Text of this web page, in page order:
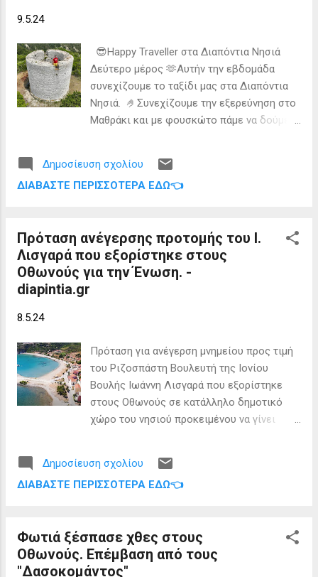
9.5.24
😎Happy Traveller στα Διαπόντια Νησιά
Δεύτερο μέρος 🫶Αυτήν την εβδομάδα
συνεχίζουμε το ταξίδι μας στα Διαπόντια
Νησιά. 🤌Συνεχίζουμε την εξερεύνηση στο
Μαθράκι και με φουσκώτο πάμε να δούμε
Νήσων. Μετά μπαίνουμε σε πλοίο και πάμε
στους Οθωνούς το δυτικότερο νησί της
φημισμένη σπηλιά της Καλυψούς, θα
εξερευνήσουμε το πάνω Χωριό, θα
ανέβουμε στο ψηλότερο σημείο του νησιού
#Greece Πηγή: Happy Traveller
Δημοσίευση σχολίου
ΔΙΑΒΆΣΤΕ ΠΕΡΙΣΣΌΤΕΡΑ ΕΔΏ👈
Πρόταση ανέγερσης προτομής του Ι.
Λισγαρά που εξορίστηκε στους
Οθωνούς για την Ένωση. -
diapintia.gr
8.5.24
Πρόταση για ανέγερση μνημείου προς τιμή
του Ριζοσπάστη Βουλευτή της Ιονίου
Βουλής Ιωάννη Λισγαρά που εξορίστηκε
στους Οθωνούς σε κατάλληλο δημοτικό
χώρο του νησιού προκειμένου να γίνει
μνήμη για την προσφορά του στον αγώνα.
Πρωτοστάτησε μαζί με άλλους
Ελευθερία. Φέτος συμπληρώνονται 160
χρόνια μετά την Ένωση. Ιωάννης Λισγαράς:
Το 1850 ο Ιωάννης Λισγαράς εκλέχτηκε
Δημοσίευση σχολίου
ΔΙΑΒΆΣΤΕ ΠΕΡΙΣΣΌΤΕΡΑ ΕΔΏ👈
Φωτιά ξέσπασε χθες στους
Οθωνούς. Επέμβαση από τους
"Δασοκομάντος"